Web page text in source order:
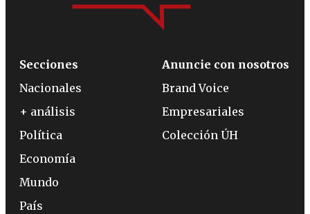
Secciones
Nacionales
+ análisis
Política
Economía
Mundo
País
Anuncie con nosotros
Brand Voice
Empresariales
Colección ÚH